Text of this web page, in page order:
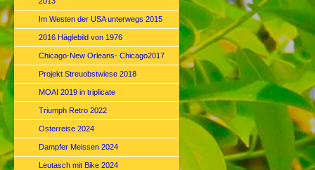
Im Westen der USA unterwegs 2015
2016 Häglebild von 1976
Chicago-New Orleans- Chicago2017
Projekt Streuobstwiese 2018
MOAI 2019 in triplicate
Triumph Retro 2022
Osterreise 2024
Dampfer Meissen 2024
Leutasch mit Bike 2024